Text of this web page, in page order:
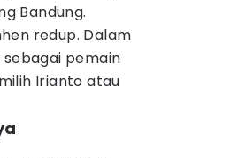
Bandung.
redup. Dalam
pemain
Irianto atau